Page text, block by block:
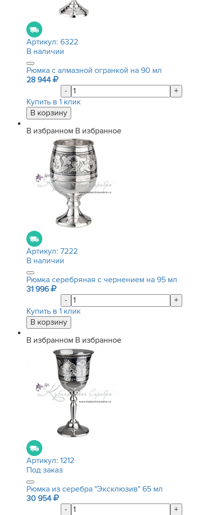
Артикул: 6322
В наличии
Рюмка с алмазной огранкой на 90 мл
28 944
-
+
Купить в 1 клик
В избранном В избранное
Артикул: 7222
В наличии
Рюмка серебряная с чернением на 95 мл
31 996
-
+
Купить в 1 клик
В избранном В избранное
Артикул: 1212
Под заказ
Рюмка из серебра "Эксклюзив" 65 мл
30 954
-
+